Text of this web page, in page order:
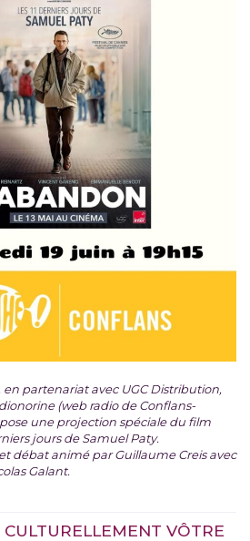
partenariat avec UGC Distribution,
(web radio de Conflans-
une projection spéciale du film
jours de Samuel Paty.
débat animé par Guillaume Creis avec
Galant.
CULTURELLEMENT VÔTRE